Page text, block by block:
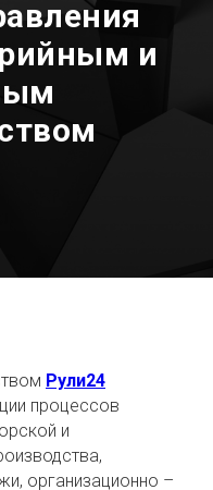
и
Рули24
процессов
и
организационно –